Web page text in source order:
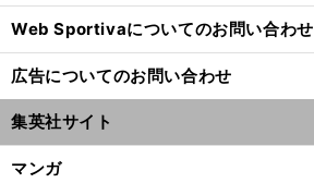
Web Sportivaについてのお問い合わせ
広告についてのお問い合わせ
集英社サイト
マンガ